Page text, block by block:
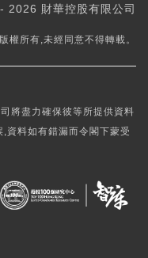
財華控股有限公司
權所有,未經同意不得轉載。
將盡力確保彼等所提供資料
資料如有錯漏而令閣下蒙受